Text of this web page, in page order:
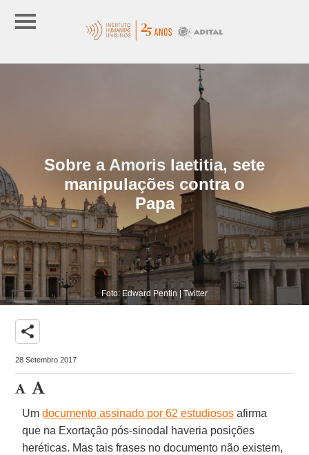
Sobre a Amoris laetitia, sete
manipulações contra o
Papa
Foto: Edward Pentin | Twitter
share
28 Setembro 2017
Umdocumento assinado por 62 estudiosos afirma
que na Exortação pós-sinodal haveria posições
heréticas. Mas tais frases no documento não existem,